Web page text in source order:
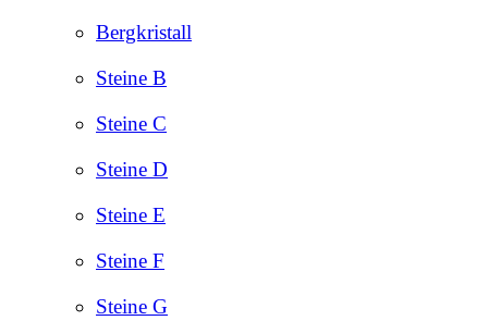
Bergkristall
Steine B
Steine C
Steine D
Steine E
Steine F
Steine G